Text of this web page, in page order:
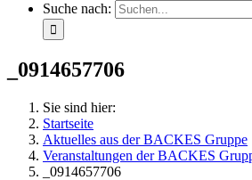
Suche nach:
_0914657706
Sie sind hier:
Startseite
Aktuelles aus der BACKES Gruppe
Veranstaltungen der BACKES
_0914657706